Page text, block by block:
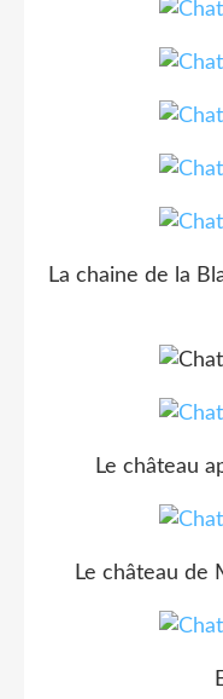
La chaine de la
Le château
Le château de